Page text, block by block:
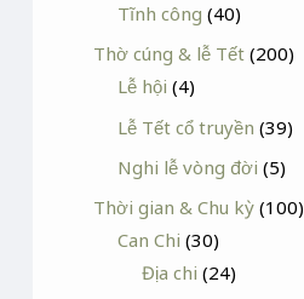
Tĩnh công (40)
Thờ cúng & lễ Tết (200)
Lễ hội (4)
Lễ Tết cổ truyền (39)
Nghi lễ vòng đời (5)
Thời gian & Chu kỳ (100)
Can Chi (30)
Địa chi (24)